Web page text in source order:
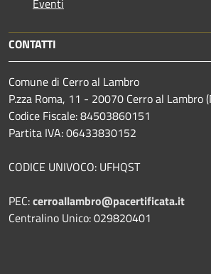
Eventi
CONTATTI
Comune di Cerro al Lambro
P.zza Roma, 11 - 20070 Cerro al Lambro
Codice Fiscale: 84503860151
Partita IVA: 06433830152
CODICE UNIVOCO: UFHQST
PEC:cerroallambro@pacertificata.it
Centralino Unico: 029820401